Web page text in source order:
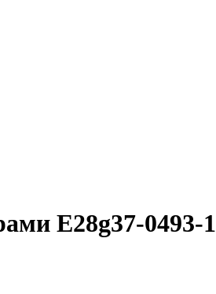
E28g37-0493-1